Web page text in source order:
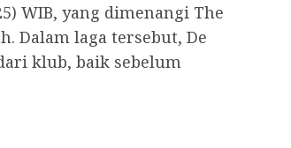
WIB, yang dimenangi The
Dalam laga tersebut, De
klub, baik sebelum